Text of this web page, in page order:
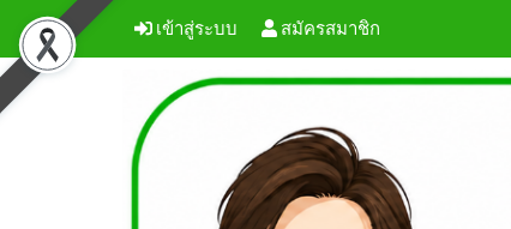
เข้าสู่ระบบ สมัครสมาชิก